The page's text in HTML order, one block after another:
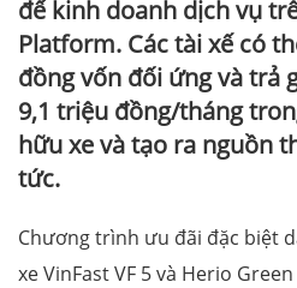
để kinh doanh dịch vụ
Platform. Các tài xế có
đồng vốn đối ứng và trả
9,1 triệu đồng/tháng
hữu xe và tạo ra nguồn
tức.
Chương trình ưu đãi đặc biệt
xe VinFast VF 5 và Herio